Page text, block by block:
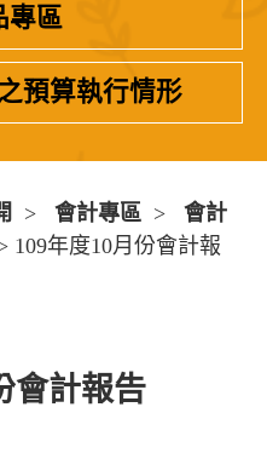
專區
預算執行情形
> 會計專區 >
會計
109年度10月份會計報
會計報告